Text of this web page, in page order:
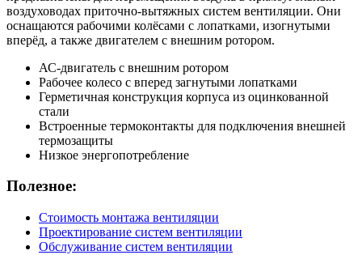
воздуховодах приточно-вытяжных систем вентиляции. Они
оснащаются рабочими колёсами с лопатками, изогнутыми
вперёд, а также двигателем с внешним ротором.
АС-двигатель с внешним ротором
Рабочее колесо с вперед загнутыми лопатками
Герметичная конструкция корпуса из оцинкованной
стали
Встроенные термоконтакты для подключения внешней
термозащиты
Низкое энергопотребление
Полезное:
Стоимость монтажа вентиляции
Проектирование систем вентиляции
Обслуживание систем вентиляции